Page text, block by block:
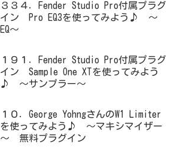
３３４．Fender Studio Pro付属プラグ
イン Pro EQ3を使ってみよう♪ ～
EQ～
１９１．Fender Studio Pro付属プラグ
イン Sample One XTを使ってみよう
♪ ～サンプラー～
１０．George YohngさんのW1 Limiter
を使ってみよう♪ ～マキシマイザー
～ 無料プラグイン